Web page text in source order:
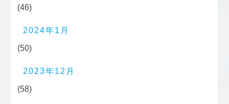
(46)
2024年1月
(50)
2023年12月
(58)